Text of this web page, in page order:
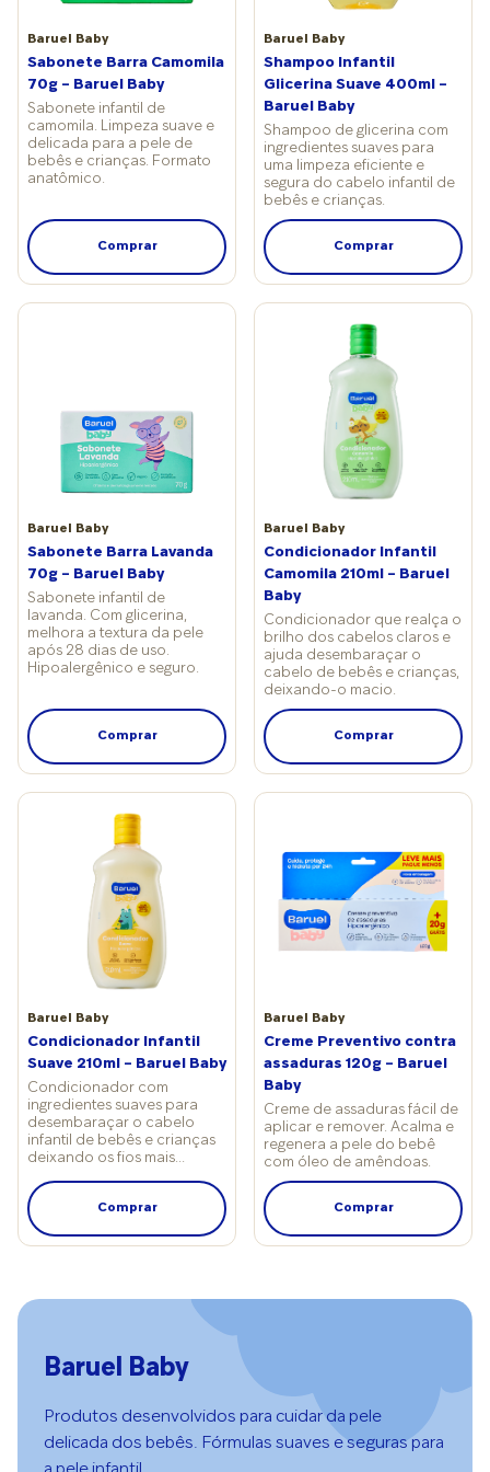
que funciona como
principal agente de
limpeza; sabonete líquido
suave, específico para
recém-nascido; fraldas
descartáveis adequadas
ao peso ou de pano,
conforme a preferência
creme para prevenção de
assaduras; toalha macia e
exclusiva para o bebê;
perfumes, talcos,
sabonetes antissépticos,
shampoos 2 em 1, escovas
rígidas e múltiplos tipos de
específica. Produtos
devem ser adequados
para bebê A pele do
recém-nascido é mais
permeável e delicada, por
isso, a escolha dos
produtos deve ser
profissional é priorizar
aqueles com pH
fisiológico,
hipoalergênicos, com
fórmula e específicos
para recém-nascidos,
além de versões sem
perfume ou com
fragrância mínima. “É
importante evitar itens
com corantes, álcool,
conservantes agressivos e
mais simples a
composição, menor o
risco de irritações ou
alergias”, reforça a
pediatra Juliana Sobral.
Há também diferença
entre o cuidado
No hospital: a higiene é
ainda mais restrita, com
foco em água, algodão e
a mesma lógica,
sabonete suave. Um erro
fora da maternidade, o
bebê precisa de mais
Baruel Baby
Sabonete Barra Camomila
70g – Baruel Baby
Sabonete infantil de
camomila. Limpeza suave e
delicada para a pele de
bebês e crianças. Formato
anatômico.
Comprar
Baruel Baby
Shampoo Infantil
Glicerina Suave 400ml –
Baruel Baby
Shampoo de glicerina com
ingredientes suaves para
uma limpeza eficiente e
segura do cabelo infantil de
bebês e crianças.
Comprar
Baruel Baby
Sabonete Barra Lavanda
70g – Baruel Baby
Sabonete infantil de
lavanda. Com glicerina,
melhora a textura da pele
após 28 dias de uso.
Hipoalergênico e seguro.
Comprar
Baruel Baby
Condicionador Infantil
Camomila 210ml – Baruel
Baby
Condicionador que realça o
brilho dos cabelos claros e
ajuda desembaraçar o
cabelo de bebês e crianças,
deixando-o macio.
Comprar
Baruel Baby
Condicionador Infantil
Suave 210ml – Baruel Baby
Condicionador com
ingredientes suaves para
desembaraçar o cabelo
infantil de bebês e crianças
deixando os fios mais
Comprar
Baruel Baby
Creme Preventivo contra
assaduras 120g – Baruel
Baby
Creme de assaduras fácil de
aplicar e remover. Acalma e
regenera a pele do bebê
com óleo de amêndoas.
Comprar
Baruel Baby
Produtos desenvolvidos para cuidar da pele
delicada dos bebês. Fórmulas suaves e seguras para